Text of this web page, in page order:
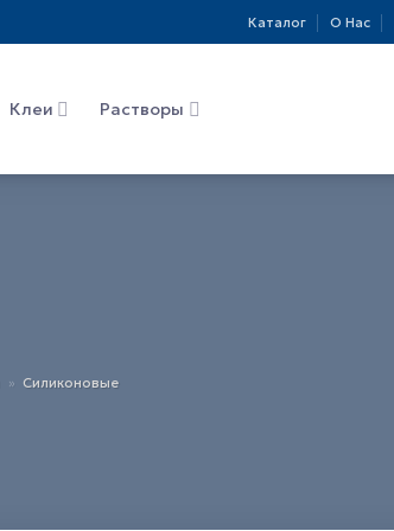
Каталог О Нас
Клеи Растворы
» Силиконовые